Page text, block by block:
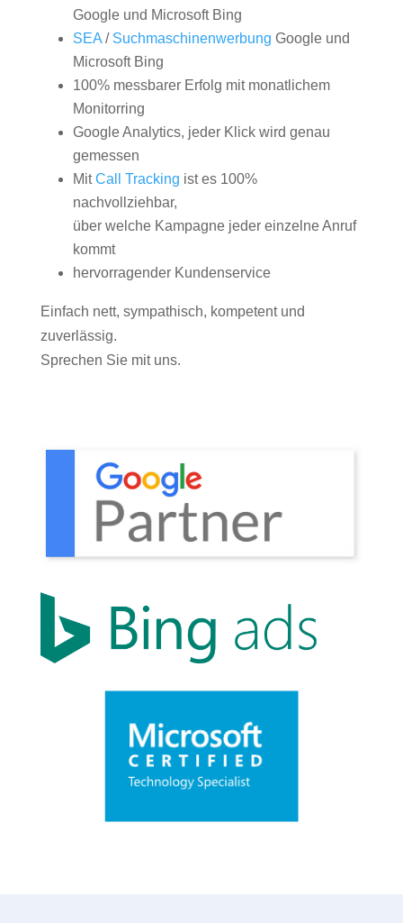
Google und Microsoft Bing
SEA/ Suchmaschinenwerbung Google und
Microsoft Bing
100% messbarer Erfolg mit monatlichem
Monitorring
Google Analytics, jeder Klick wird genau
gemessen
MitCall Tracking ist es 100%
nachvollziehbar,
über welche Kampagne jeder einzelne Anruf
kommt
hervorragender Kundenservice
Einfach nett, sympathisch, kompetent und
zuverlässig.
Sprechen Sie mit uns.